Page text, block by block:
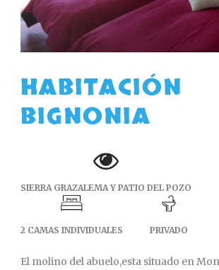
HABITACIÓN
BIGNONIA
SIERRA GRAZALEMA Y PATIO DEL POZO
2 CAMAS INDIVIDUALES PRIVADO
El molino del abuelo,esta situado en